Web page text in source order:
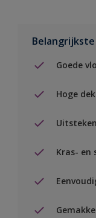
Goede
Hoge
Kras- en